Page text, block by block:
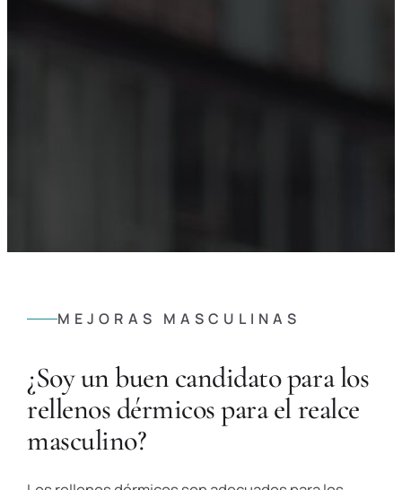
MEJORAS MASCULINAS
¿Soy un buen candidato para los
rellenos dérmicos para el realce
masculino?